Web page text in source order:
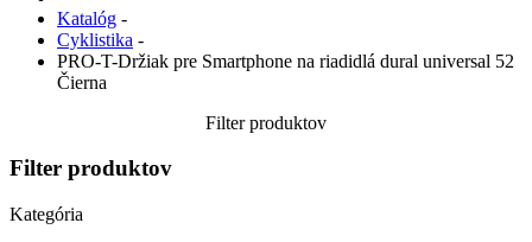
Katalóg -
Cyklistika -
PRO-T-Držiak pre Smartphone na riadidlá dural universal 52
Čierna
Filter produktov
Filter produktov
Kategória